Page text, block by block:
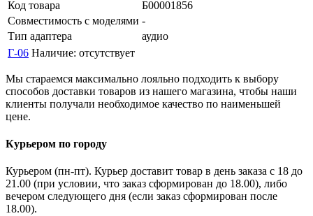
Код товара
Б00001856
Совместимость с моделями -
Тип адаптера
аудио
Г-06 Наличие: отсутствует
Мы стараемся максимально лояльно подходить к выбору
способов доставки товаров из нашего магазина, чтобы наши
клиенты получали необходимое качество по наименьшей
цене.
Курьером по городу
Курьером (пн-пт). Курьер доставит товар в день заказа с 18 до
21.00 (при условии, что заказ сформирован до 18.00), либо
вечером следующего дня (если заказ сформирован после
18.00).